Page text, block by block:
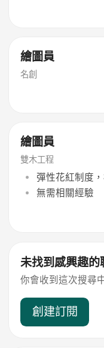
繪圖員
名創
繪圖員
雙木工程
彈性花紅制度
無需相關經驗
未找到感興趣的
你會收到這次搜尋
創建訂閱